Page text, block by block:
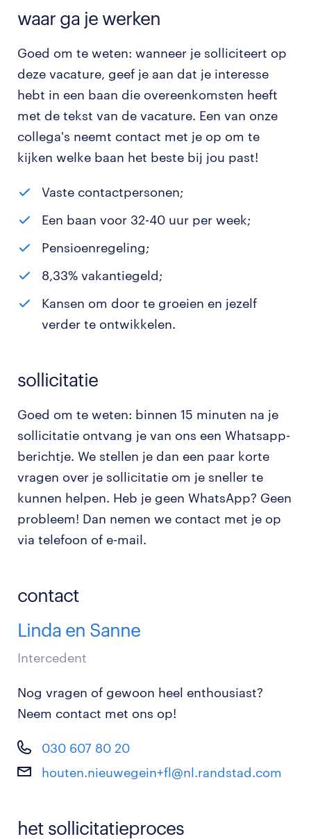
waar ga je werken
Goed om te weten: wanneer je solliciteert op
deze vacature, geef je aan dat je interesse
hebt in een baan die overeenkomsten heeft
met de tekst van de vacature. Een van onze
collega's neemt contact met je op om te
kijken welke baan het beste bij jou past!
Vaste contactpersonen;
Een baan voor 32-40 uur per week;
Pensioenregeling;
8,33% vakantiegeld;
Kansen om door te groeien en jezelf
verder te ontwikkelen.
sollicitatie
Goed om te weten: binnen 15 minuten na je
sollicitatie ontvang je van ons een Whatsapp-
berichtje. We stellen je dan een paar korte
vragen over je sollicitatie om je sneller te
kunnen helpen. Heb je geen WhatsApp? Geen
probleem! Dan nemen we contact met je op
via telefoon of e-mail.
contact
Linda en Sanne
Intercedent
Nog vragen of gewoon heel enthousiast?
Neem contact met ons op!
030 607 80 20
houten.nieuwegein+fl@nl.randstad.com
het sollicitatieproces